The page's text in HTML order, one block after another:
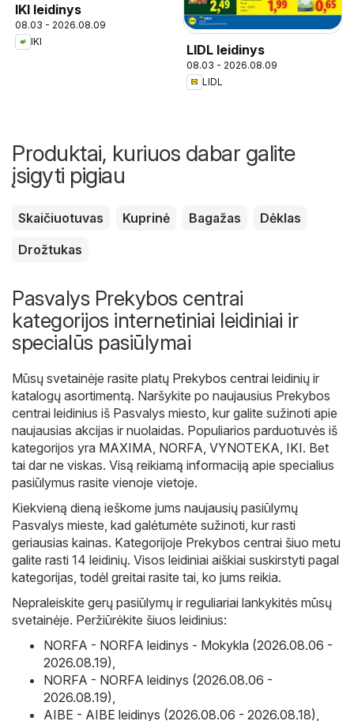
IKI leidinys
08.03 - 2026.08.09
IKI
LIDL leidinys
08.03 - 2026.08.09
LIDL
Produktai, kuriuos dabar galite
įsigyti pigiau
Skaičiuotuvas Kuprinė Bagažas
Dėklas
Drožtukas
Pasvalys Prekybos centrai
kategorijos internetiniai leidiniai ir
specialūs pasiūlymai
Mūsų svetainėje rasite platų Prekybos centrai leidinių ir
katalogų asortimentą. Naršykite po naujausius Prekybos
centrai leidinius iš Pasvalys miesto, kur galite sužinoti apie
naujausias akcijas ir nuolaidas. Populiarios parduotuvės iš
kategorijos yra MAXIMA NORFA VYNOTEKA IKI. Bet
tai dar ne viskas. Visą reikiamą informaciją apie specialius
pasiūlymus rasite vienoje vietoje.
Kiekvieną dieną ieškome jums naujausių pasiūlymų
Pasvalys mieste, kad galėtumėte sužinoti, kur rasti
geriausias kainas. Kategorijoje Prekybos centrai šiuo metu
galite rasti 14 leidinių. Visos leidiniai aiškiai suskirstyti pagal
kategorijas, todėl greitai rasite tai, ko jums reikia.
Nepraleiskite gerų pasiūlymų ir reguliariai lankykitės mūsų
svetainėje. Peržiūrėkite šiuos leidinius:
NORFA - NORFA leidinys - Mokykla (2026.08.06 -
2026.08.19)
NORFA - NORFA leidinys (2026.08.06 -
2026.08.19)
AIBE - AIBE leidinys (2026.08.06 - 2026.08.18)